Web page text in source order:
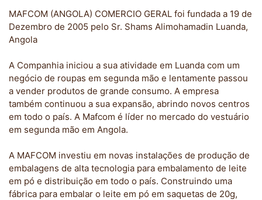
MAFCOM (ANGOLA) COMERCIO GERAL foi fundada a 19 de
Dezembro de 2005 pelo Sr. Shams Alimohamadin Luanda,
Angola
A Companhia iniciou a sua atividade em Luanda com um
negócio de roupas em segunda mão e lentamente passou
a vender produtos de grande consumo. A empresa
também continuou a sua expansão, abrindo novos centros
em todo o país. A Mafcom é líder no mercado do vestuário
em segunda mão em Angola.
A MAFCOM investiu em novas instalações de produção de
embalagens de alta tecnologia para embalamento de leite
em pó e distribuição em todo o país. Construindo uma
fábrica para embalar o leite em pó em saquetas de 20g,